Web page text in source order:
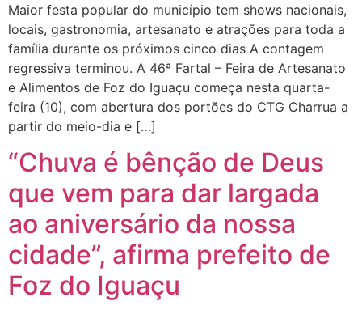
Maior festa popular do município tem shows nacionais,
locais, gastronomia, artesanato e atrações para toda a
família durante os próximos cinco dias A contagem
regressiva terminou. A 46ª Fartal – Feira de Artesanato
e Alimentos de Foz do Iguaçu começa nesta quarta-
feira (10), com abertura dos portões do CTG Charrua a
partir do meio-dia e […]
“Chuva é bênção de Deus
que vem para dar largada
ao aniversário da nossa
cidade”, afirma prefeito de
Foz do Iguaçu